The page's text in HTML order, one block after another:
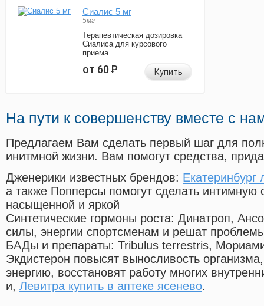
Сиалис 5 мг
5мг
Терапевтическая дозировка
Сиалиса для курсового
приема
от 60Р Купить
На пути к совершенству вместе с
Предлагаем Вам сделать первый шаг для
инитмной жизни. Вам помогут средства,
Дженерики известных брендов: Екатеринбург
а также Попперсы помогут сделать
насыщенной и яркой
Синтетические гормоны роста: Динатроп,
силы, энергии спортсменам и решат
БАДы и препараты: Tribulus terrestris,
Экдистерон повысят выносливость
энергию, восстановят работу многих
и, Левитра купить в аптеке ясенево.